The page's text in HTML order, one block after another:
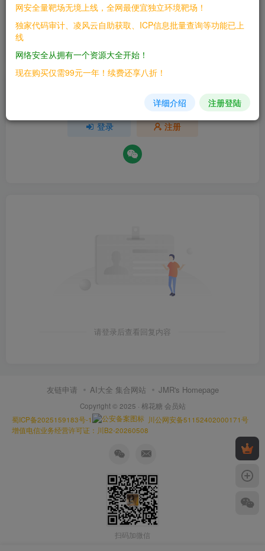
欢迎为Ta评分
请登录后发表评论
登录 注册
请登录后查看回复内容
友链申请 AI大全 集合网站 JMR's Homepage
Copyright © 2025 · 棉花糖 会员站
蜀ICP备2025159183号-1
川公网安备51152402000171号
增值电信业务经营许可证：川B2-20260508
扫码加微信
网安全量靶场无境上线，全网最便宜独立环境靶场！
独家代码审计、凌风云自助获取、ICP信息批量查询等功能已上
线
网络安全从拥有一个资源大全开始！
现在购买仅需99元一年！续费还享八折！
详细介绍 注册登陆